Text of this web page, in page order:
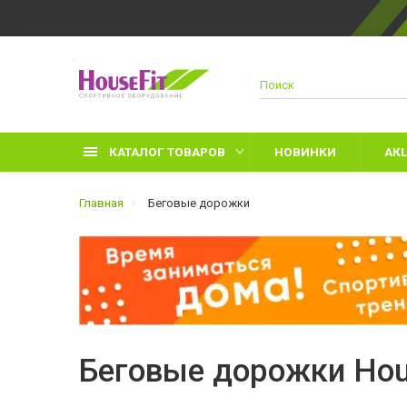
КАТАЛОГ ТОВАРОВ НОВИНКИ
Главная Беговые дорожки
Беговые дорожки